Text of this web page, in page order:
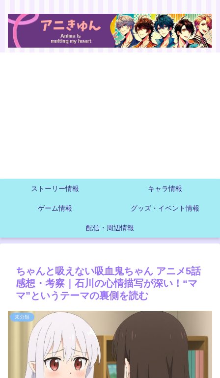
ストーリー情報 キャラ情報
ゲーム情報 グッズ・イベント情報
配信・周辺情報
ちゃんと吸えない吸血鬼ちゃん アニメ5話
感想・考察｜石川の心情描写が深い！“マ
マ”というテーマの裏側を読む
未分類